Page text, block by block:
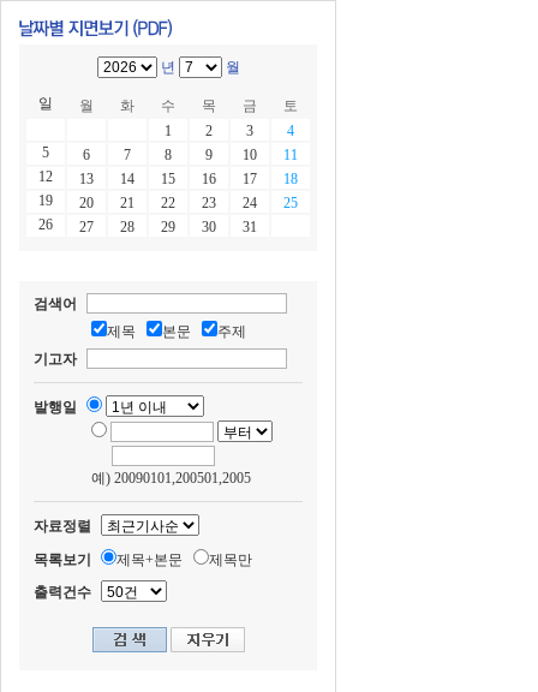
년 월
일 월 화 수 목 금
토
1
2 3
4
5
6 7 8 9 10
11
12
13 14 15 16 17
18
19
20 21 22 23 24
25
26
27 28 29 30 31
검색어
제목
본문
주제
기고자
발행일
예) 20090101,200501,2005
자료정렬
목록보기
제목+본문
제목만
출력건수